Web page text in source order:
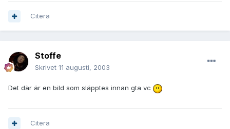
Citera
Stoffe
Skrivet 11 augusti, 2003
Det där är en bild som släpptes innan gta vc
Citera